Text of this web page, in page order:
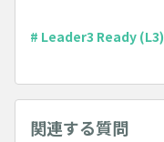
# Leader3 Ready (L3)
関連する質問